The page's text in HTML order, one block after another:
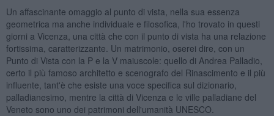
Un affascinante omaggio al punto di vista, nella sua essenza
geometrica ma anche individuale e filosofica, l'ho trovato in questi
giorni a Vicenza, una città che con il punto di vista ha una relazione
fortissima, caratterizzante. Un matrimonio, oserei dire, con un
Punto di Vista con la P e la V maiuscole: quello di Andrea Palladio,
certo il più famoso architetto e scenografo del Rinascimento e il più
influente, tant'è che esiste una voce specifica sul dizionario,
palladianesimo, mentre la città di Vicenza e le ville palladiane del
Veneto sono uno dei patrimoni dell'umanità UNESCO.